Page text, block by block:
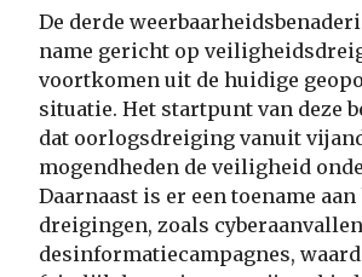
De derde
name gericht op
voortkomen uit de huidige
situatie. Het startpunt van deze
dat oorlogsdreiging vanuit
mogendheden de veiligheid
Daarnaast is er een toename
dreigingen, zoals
desinformatiecampagnes,